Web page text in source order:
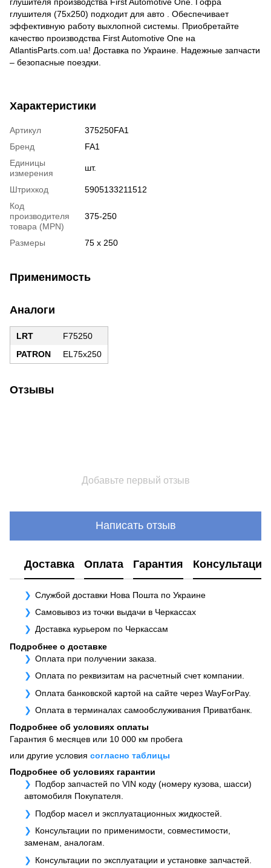
глушителя (75x250) подходит для авто . Обеспечивает
эффективную работу выхлопной системы. Приобретайте
качество производства First Automotive One на
AtlantisParts.com.ua! Доставка по Украине. Надежные запчасти
– безопасные поездки.
Характеристики
Артикул
375250FA1
Бренд
FA1
Единицы
измерения
шт.
Штрихкод
5905133211512
Код
производителя
товара (MPN)
375-250
Размеры 75 x 250
Применимость
Аналоги
LRT
F75250
PATRON
EL75x250
Отзывы
Добавьте первый отзыв
Написать отзыв
Доставка Оплата Гарантия Консультация
Службой доставки Нова Пошта по Украине
Самовывоз из точки выдачи в Черкассах
Доставка курьером по Черкассам
Подробнее о доставке
Оплата при получении заказа.
Оплата по реквизитам на расчетный счет компании.
Оплата банковской картой на сайте через WayForPay.
Оплата в терминалах самообслуживания Приватбанк.
Подробнее об условиях оплаты
Гарантия 6 месяцев или 10 000 км пробега
или другие условия согласно таблицы
Подробнее об условиях гарантии
Подбор запчастей по VIN коду (номеру кузова, шасси)
автомобиля Покупателя.
Подбор масел и эксплуатационных жидкостей.
Консультации по применимости, совместимости,
заменам, аналогам.
Консультации по эксплуатации и установке запчастей.